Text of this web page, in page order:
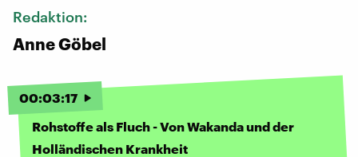
Redaktion:
Anne Göbel
00:03:17
Rohstoffe als Fluch - Von Wakanda und der
Holländischen Krankheit